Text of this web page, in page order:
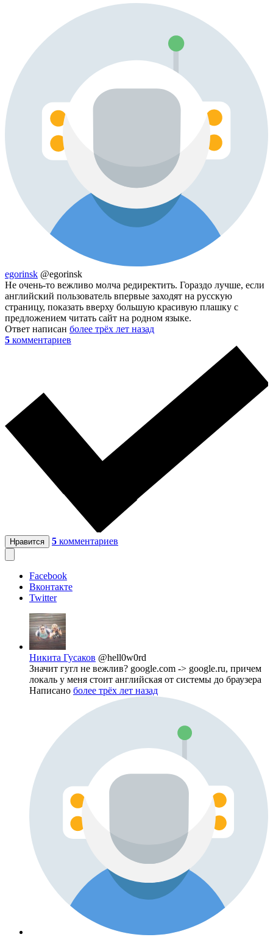
egorinsk @egorinsk
Не очень-то вежливо молча редиректить. Гораздо лучше, если
английский пользователь впервые заходят на русскую
страницу, показать вверху большую красивую плашку с
предложением читать сайт на родном языке.
Ответ написан более трёх лет назад
5 комментариев
Нравится 5 комментариев
Facebook
Вконтакте
Twitter
Никита Гусаков @hell0w0rd
Значит гугл не вежлив? google.com -> google.ru, причем
локаль у меня стоит английская от системы до браузера
Написано более трёх лет назад